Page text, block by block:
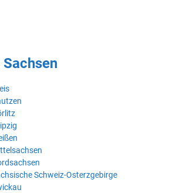
Schweiz-Osterzgebirge